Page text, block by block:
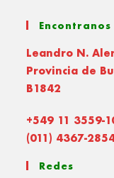
Encontranos
Leandro N.
Provincia de
B1842
+549 11 3559-
(011) 4367-
Redes